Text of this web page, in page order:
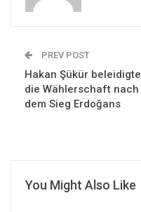
PREV POST
Hakan Şükür beleidigte
die Wählerschaft nach
dem Sieg Erdoğans
You Might Also Like